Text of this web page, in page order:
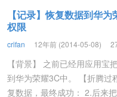
【记录】恢复数据到华
权限
crifan 12年前 (2014-05-08)
【背景】 之前已经用应用宝
到华为荣耀3C中。 【折腾过
复数据，最终成功： 2.后来